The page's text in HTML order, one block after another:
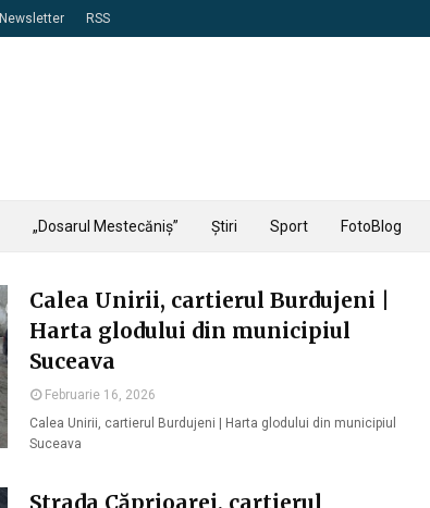
Newsletter RSS
„Dosarul Mestecăniș” Știri Sport FotoBlog
Calea Unirii, cartierul Burdujeni |
Harta glodului din municipiul
Suceava
Februarie 16, 2026
Calea Unirii, cartierul Burdujeni | Harta glodului din municipiul
Suceava
Strada Căprioarei, cartierul